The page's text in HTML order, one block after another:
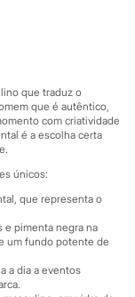
que traduz o
que é autêntico,
com criatividade
é a escolha certa
únicos:
que representa o
e pimenta negra na
um fundo potente de
a dia a eventos